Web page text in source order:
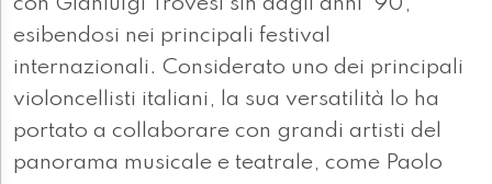
con Gianluigi Trovesi sin dagli anni '90,
esibendosi nei principali festival
internazionali. Considerato uno dei principali
violoncellisti italiani, la sua versatilità lo ha
portato a collaborare con grandi artisti del
panorama musicale e teatrale, come Paolo